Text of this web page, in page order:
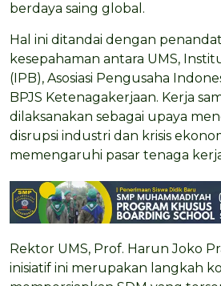
berdaya saing global.
Hal ini ditandai dengan
kesepahaman antara UMS,
(IPB), Asosiasi Pengusaha
BPJS Ketenagakerjaan. Kerja
dilaksanakan sebagai upaya
disrupsi industri dan krisis
memengaruhi pasar tenaga
Rektor UMS, Prof. Harun Joko
inisiatif ini merupakan langkah